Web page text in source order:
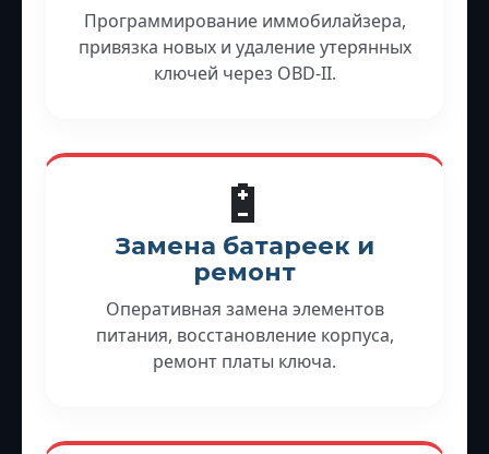
Программирование иммобилайзера,
привязка новых и удаление утерянных
ключей через OBD-II.
🔋
Замена батареек и
ремонт
Оперативная замена элементов
питания, восстановление корпуса,
ремонт платы ключа.